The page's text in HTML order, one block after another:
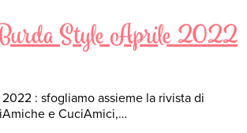
Style Aprile 2022
: sfogliamo assieme la rivista di
e CuciAmici,…